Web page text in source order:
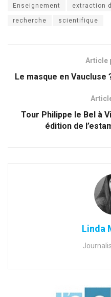
Enseignement extraction
recherche scientifique
Article
Le masque en Vaucluse
Tour Philippe le Bel à
édition de
Linda